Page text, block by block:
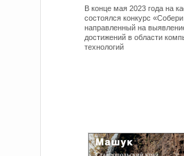
В конце мая 2023 года на
состоялся конкурс
направленный на
достижений в области
технологий